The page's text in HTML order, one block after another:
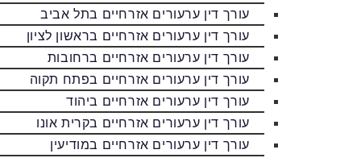
עורך דין ערעורים אזרחיים בתל אביב
עורך דין ערעורים אזרחיים בראשון לציון
עורך דין ערעורים אזרחיים ברחובות
עורך דין ערעורים אזרחיים בפתח תקוה
עורך דין ערעורים אזרחיים ביהוד
עורך דין ערעורים אזרחיים בקרית אונו
עורך דין ערעורים אזרחיים במודיעין